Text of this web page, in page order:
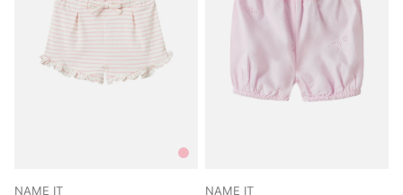
NAME IT NAME IT